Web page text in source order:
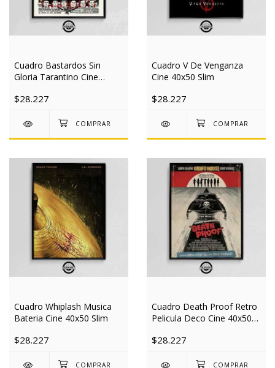
Cuadro Bastardos Sin
Gloria Tarantino Cine
$28.227
Cuadro V De Venganza
Cine 40x50 Slim
$28.227
Cuadro Whiplash Musica
Bateria Cine 40x50 Slim
$28.227
Cuadro Death Proof Retro
Pelicula Deco Cine 40x50
$28.227